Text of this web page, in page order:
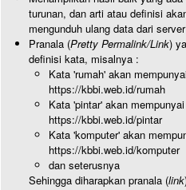
turunan, dan arti atau definisi
mengunduh ulang data dari server
Pranala (Pretty Permalink/Link)
definisi kata, misalnya :
Kata 'rumah' akan
https://kbbi.web.id/rumah
Kata 'pintar' akan
https://kbbi.web.id/pintar
Kata 'komputer' akan
https://kbbi.web.id/komputer
dan seterusnya
Sehingga diharapkan pranala (link